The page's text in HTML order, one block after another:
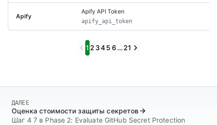
Apify
Apify API Token
apify_api_token
Previous
1 2 345 6 …21 Next
ДАЛЕЕ
Оценка стоимости защиты секретов
Шаг 4 7 в Phase 2: Evaluate GitHub Secret Protection